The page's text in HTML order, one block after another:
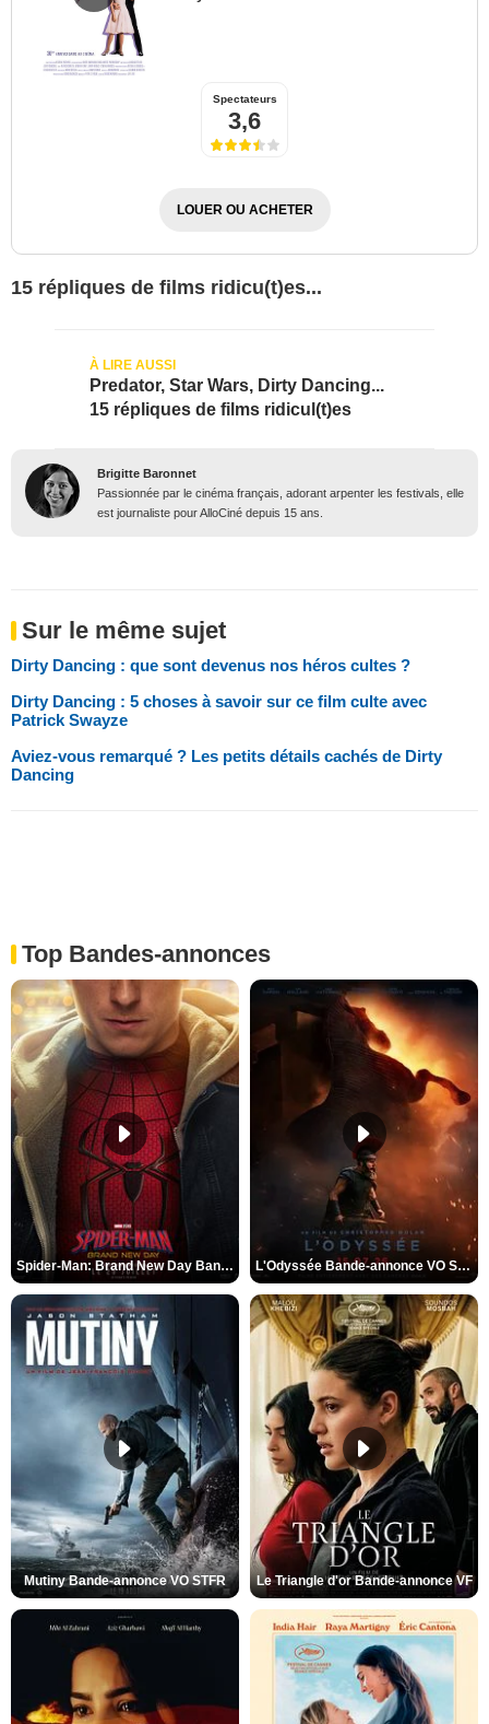
Spectateurs
3,6
LOUER OU ACHETER
15 répliques de films ridicu(t)es...
Predator, Star Wars, Dirty Dancing...
15 répliques de films ridicul(t)es
Brigitte Baronnet
Passionnée par le cinéma français, adorant arpenter les festivals, elle
est journaliste pour AlloCiné depuis 15 ans.
Sur le même sujet
Dirty Dancing : que sont devenus nos héros cultes ?
Dirty Dancing : 5 choses à savoir sur ce film culte avec
Patrick Swayze
Aviez-vous remarqué ? Les petits détails cachés de Dirty
Dancing
Top Bandes-annonces
Spider-Man: Brand New Day Bande-annonce VO STFR L'Odyssée Bande-annonce VO STFR
Mutiny Bande-annonce VO STFR Le Triangle d'or Bande-annonce VF